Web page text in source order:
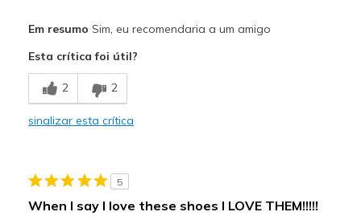
Breathe Well
Comfortable
Em resumo Sim, eu recomendaria a um amigo
Esta crítica foi útil?
2 2
sinalizar esta crítica
5
When I say I love these shoes I LOVE THEM!!!!!